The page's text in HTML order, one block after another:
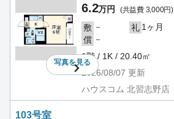
写真を見る
6.2万円 (共益費 3,000円)
敷 － 礼 1ヶ月
償 －
1階 / 1K / 20.40㎡
2026/08/07 更新
ハウスコム 北習志野店
103号室